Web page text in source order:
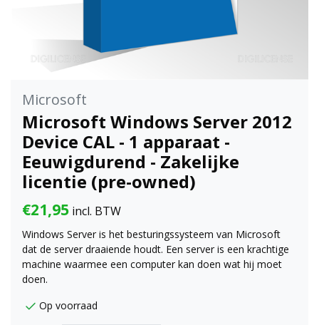
Microsoft
Microsoft Windows Server 2012
Device CAL - 1 apparaat -
Eeuwigdurend - Zakelijke
licentie (pre-owned)
€21,95 incl. BTW
Windows Server is het besturingssysteem van Microsoft
dat de server draaiende houdt. Een server is een krachtige
machine waarmee een computer kan doen wat hij moet
doen.
Op voorraad